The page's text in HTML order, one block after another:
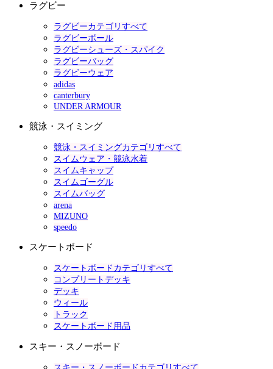
ラグビー
ラグビーカテゴリすべて
ラグビーボール
ラグビーシューズ・スパイク
ラグビーバッグ
ラグビーウェア
adidas
canterbury
UNDER ARMOUR
競泳・スイミング
競泳・スイミングカテゴリすべて
スイムウェア・競泳水着
スイムキャップ
スイムゴーグル
スイムバッグ
arena
MIZUNO
speedo
スケートボード
スケートボードカテゴリすべて
コンプリートデッキ
デッキ
ウィール
トラック
スケートボード用品
スキー・スノーボード